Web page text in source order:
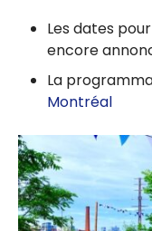
Les dates
encore
La
Montréal